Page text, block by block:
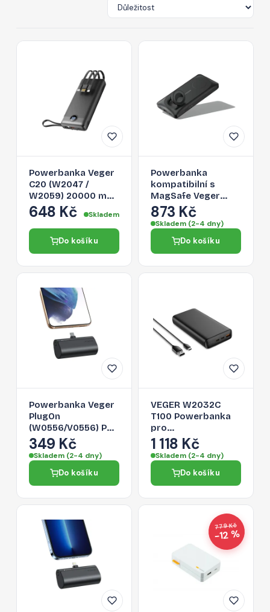
Powerbanka Veger
C20 (W2047 /
W2059) 20000 mAh
s vestavěnými
kabely Micro-USB /
Type C / Lightning
černá
648 Kč Skladem
Do košíku
Powerbanka
kompatibilní s
MagSafe Veger
MagMulti (W1156)
PD QC3.0 3A 22,5W
10000 mAh s
bezdrátovým
nabíjením černá
873 Kč
Skladem (2-4 dny)
Do košíku
Powerbanka Veger
PlugOn
(W0556/V0556) PD
QC3.0 3A 20W 5000
mAh s vestavěným
konektorem Type C
černá
349 Kč
Skladem (2-4 dny)
Do košíku
VEGER W2032C
T100 Powerbanka
pro
MacBook/ultrabook
s výkonem 100W a
kapacitou
20.000mAh, černá
1 118 Kč
Skladem (2-4 dny)
Do košíku
779 Kč
−12 %